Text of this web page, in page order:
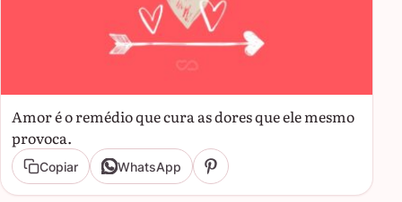
Amor é o remédio que cura as dores que ele mesmo
provoca.
Copiar WhatsApp